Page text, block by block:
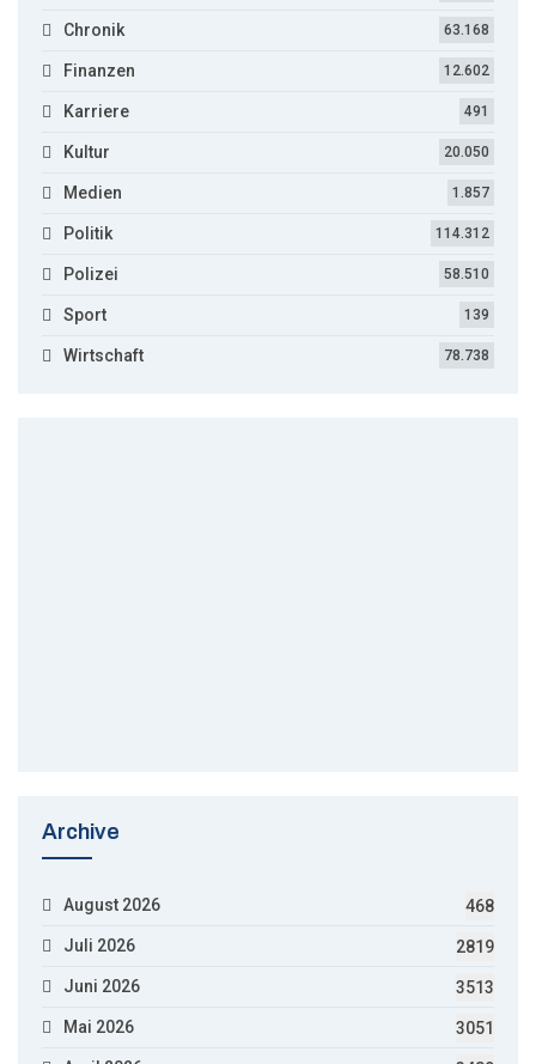
Chronik 63.168
Finanzen 12.602
Karriere 491
Kultur 20.050
Medien 1.857
Politik 114.312
Polizei 58.510
Sport 139
Wirtschaft 78.738
Archive
August 2026 468
Juli 2026 2819
Juni 2026 3513
Mai 2026 3051